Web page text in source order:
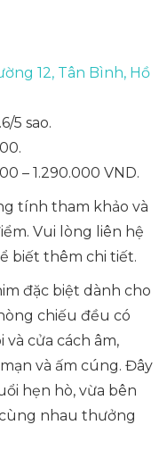
12, Tân Bình, Hồ
5 sao.
– 1.290.000 VND.
tính tham khảo và
Vui lòng liên hệ
biết thêm chi tiết.
đặc biệt dành cho
chiếu đều có
cửa cách âm,
và ấm cúng. Đây
hẹn hò, vừa bên
nhau thưởng